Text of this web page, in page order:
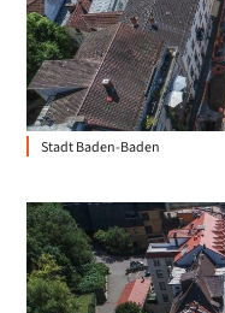
Stadt Baden-Baden